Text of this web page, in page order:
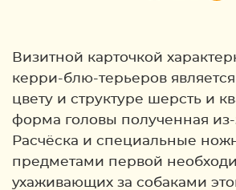
Визитной карточкой
керри-блю-терьеров
цвету и структуре шерсть и
форма головы полученная
Расчёска и специальные
предметами первой
ухаживающих за собаками